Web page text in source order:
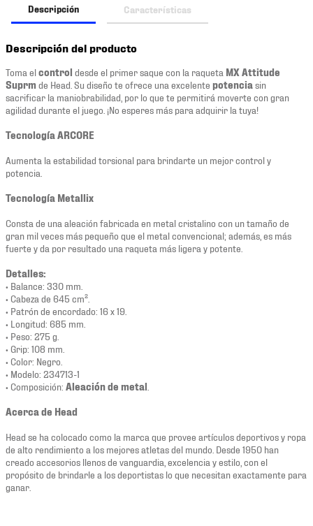
Descripción Características
Descripción del producto
Toma elcontrol desde el primer saque con la raqueta MX Attitude
Suprm de Head. Su diseño te ofrece una excelente potencia sin
sacrificar la maniobrabilidad, por lo que te permitirá moverte con gran
agilidad durante el juego. ¡No esperes más para adquirir la tuya!
Tecnología ARCORE
Aumenta la estabilidad torsional para brindarte un mejor control y
potencia.
Tecnología Metallix
Consta de una aleación fabricada en metal cristalino con un tamaño de
gran mil veces más pequeño que el metal convencional; además, es más
fuerte y da por resultado una raqueta más ligera y potente.
Detalles:
• Balance: 330 mm.
• Cabeza de 645 cm².
• Patrón de encordado: 16 x 19.
• Longitud: 685 mm.
• Peso: 275 g.
• Grip: 108 mm.
• Color: Negro.
• Modelo: 234713-1
• Composición: Aleación de metal
Acerca de Head
Head se ha colocado como la marca que provee artículos deportivos y ropa
de alto rendimiento a los mejores atletas del mundo. Desde 1950 han
creado accesorios llenos de vanguardia, excelencia y estilo, con el
propósito de brindarle a los deportistas lo que necesitan exactamente para
ganar.